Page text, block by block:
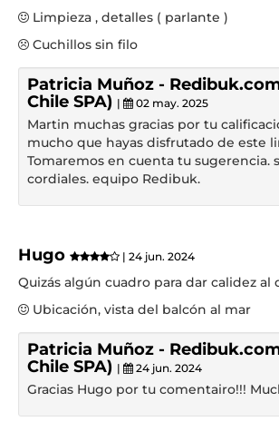
Limpieza , detalles ( parlante )
Cuchillos sin filo
Patricia Muñoz -
Chile SPA) | 02 may. 2025
Martin muchas gracias por tu
mucho que hayas disfrutado de este
Tomaremos en cuenta tu sugerencia.
cordiales. equipo Redibuk.
Hugo | 24 jun. 2024
Quizás algún cuadro para dar calidez
Ubicación, vista del balcón al mar
Patricia Muñoz -
Chile SPA) | 24 jun. 2024
Gracias Hugo por tu comentairo!!!